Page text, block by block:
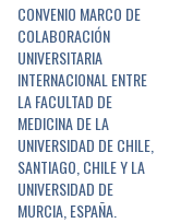
CONVENIO MARCO DE
COLABORACIÓN
UNIVERSITARIA
INTERNACIONAL ENTRE
LA FACULTAD DE
MEDICINA DE LA
UNIVERSIDAD DE CHILE,
SANTIAGO, CHILE Y LA
UNIVERSIDAD DE
MURCIA, ESPAÑA.